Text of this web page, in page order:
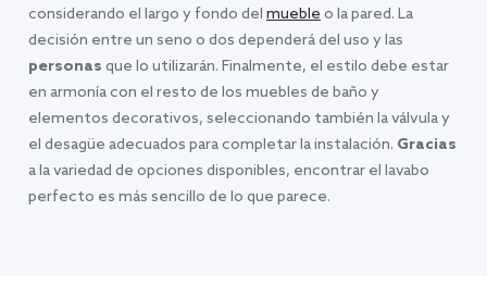
considerando el largo y fondo del muebleo la pared. La
decisión entre un seno o dos dependerá del uso y las
personas que lo utilizarán. Finalmente, el estilo debe estar
en armonía con el resto de los muebles de baño y
elementos decorativos, seleccionando también la válvula y
el desagüe adecuados para completar la instalación. Gracias
a la variedad de opciones disponibles, encontrar el lavabo
perfecto es más sencillo de lo que parece.